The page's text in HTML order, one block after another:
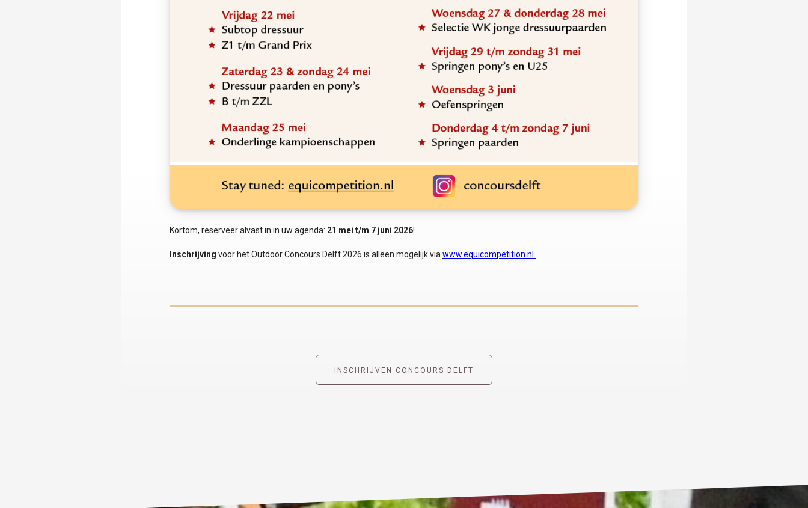
Kortom, reserveer alvast in in uw agenda: 21 mei t/m 7 juni 2026!
Inschrijving voor het Outdoor Concours Delft 2026 is alleen mogelijk via www.equicompetition.nl.
INSCHRIJVEN CONCOURS DELFT